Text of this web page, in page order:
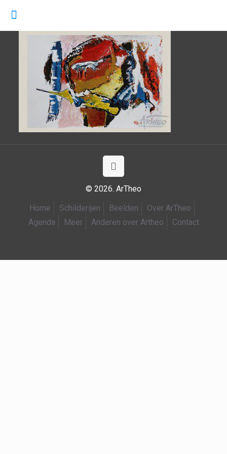
© 2026. ArTheo
Home
Schilderijen Beelden
Over ArTheo
Agenda
Meer Anderen over Artheo Contact